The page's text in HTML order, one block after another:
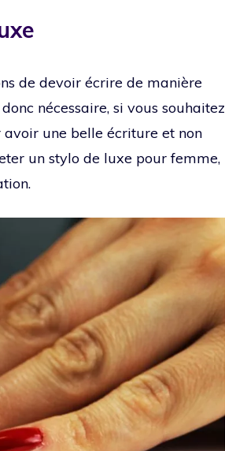
de devoir écrire de manière
nécessaire, si vous souhaitez
une belle écriture et non
un stylo de luxe pour femme,